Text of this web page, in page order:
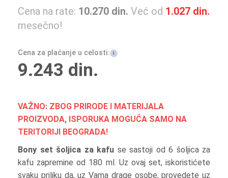
Cena na rate: 10.270 din. Već od 1.027 din.
mesečno!
Cena za plaćanje u celosti: i
9.243 din.
VAŽNO: ZBOG PRIRODE I MATERIJALA
PROIZVODA, ISPORUKA MOGUĆA SAMO NA
TERITORIJI BEOGRADA!
Bony set šoljica za kafu se sastoji od 6 šoljica za
kafu zapremine od 180 ml. Uz ovaj set, iskoristićete
svaku priliku da, uz Vama drage osobe, provedete uz